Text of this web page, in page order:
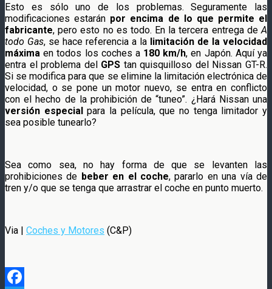
Esto es sólo uno de los problemas. Seguramente las
modificaciones estarán por encima de lo que permite el
fabricante, pero esto no es todo. En la tercera entrega deA
todo Gas, se hace referencia a la limitación de la velocidad
máxima en todos los coches a 180 km/h, en Japón. Aquí ya
entra el problema del GPS tan quisquilloso del Nissan GT-R.
Si se modifica para que se elimine la limitación electrónica de
velocidad, o se pone un motor nuevo, se entra en conflicto
con el hecho de la prohibición de “tuneo”. ¿Hará Nissan una
versión especialpara la película, que no tenga limitador y
sea posible tunearlo?
Sea como sea, no hay forma de que se levanten las
prohibiciones de beber en el coche, pararlo en una vía de
tren y/o que se tenga que arrastrar el coche en punto muerto.
Via | Coches y Motores (C&P)